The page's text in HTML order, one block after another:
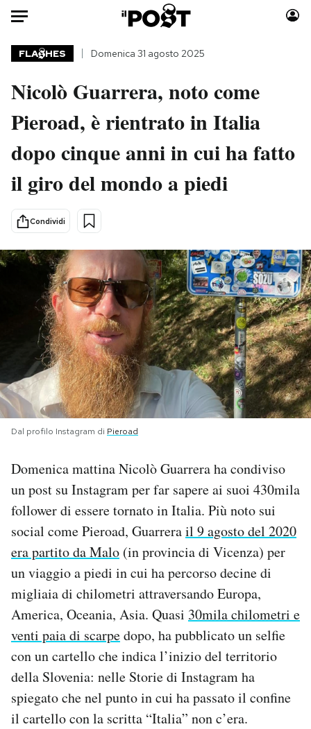
Auto
HOME
Politica
Tecnologia
Scienza
Cultura
Economia
Sport
Moda
Consumismi
Storie/Idee
Ok Boomer!
Altrecose
Mondiali calcio 2026
PODCAST
NEWSLETTER
I MIEI PREFERITI
SHOP
AREA PERSONALE
Area Personale
Newsletter
Notifiche mobile
Regala il Post
FLA HES Domenica 31 agosto 2025
Nicolò Guarrera, noto come
Pieroad, è rientrato in Italia
dopo cinque anni in cui ha fatto
il giro del mondo a piedi
Condividi
Dal profilo Instagram di Pieroad
Domenica mattina Nicolò Guarrera ha condiviso
un post su Instagram per far sapere ai suoi 430mila
follower di essere tornato in Italia. Più noto sui
social come Pieroad, Guarrerail 9 agosto del 2020
era partito da Malo (in provincia di Vicenza) per
un viaggio a piedi in cui ha percorso decine di
migliaia di chilometri attraversando Europa,
America, Oceania, Asia. Quasi 30mila chilometri e
venti paia di scarpedopo, ha pubblicato un selfie
con un cartello che indica l’inizio del territorio
della Slovenia: nelle Storie di Instagram ha
spiegato che nel punto in cui ha passato il confine
il cartello con la scritta “Italia” non c’era.